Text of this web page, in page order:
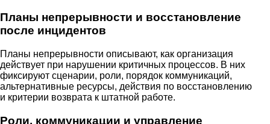
Планы непрерывности и восстановление
после инцидентов
Планы непрерывности описывают, как организация
действует при нарушении критичных процессов. В них
фиксируют сценарии, роли, порядок коммуникаций,
альтернативные ресурсы, действия по восстановлению
и критерии возврата к штатной работе.
Роли, коммуникации и управление